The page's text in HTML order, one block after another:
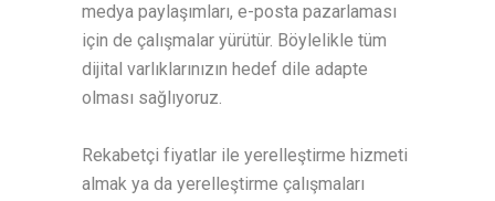
medya paylaşımları, e-posta pazarlaması
için de çalışmalar yürütür. Böylelikle tüm
dijital varlıklarınızın hedef dile adapte
olması sağlıyoruz.
Rekabetçi fiyatlar ile yerelleştirme hizmeti
almak ya da yerelleştirme çalışmaları